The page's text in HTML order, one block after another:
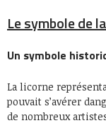
Le symbole de
Un symbole
La licorne
pouvait s’avérer
de nombreux